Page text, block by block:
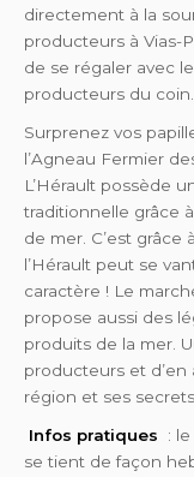
directement à la
producteurs à Vias-
de se régaler avec
producteurs du coin.
Surprenez vos
l’Agneau Fermier
L’Hérault possède
traditionnelle grâce
de mer. C’est
l’Hérault peut se
caractère ! Le
propose aussi des
produits de la mer.
producteurs et d’en
région et ses
Infos pratiques
:
se tient de façon